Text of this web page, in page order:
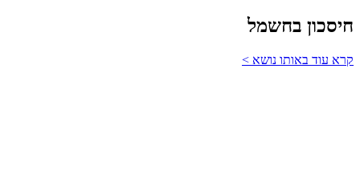
חיסכון בחשמל
קרא עוד באותו נושא >